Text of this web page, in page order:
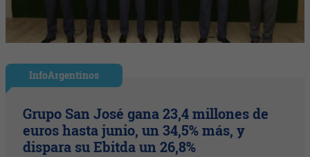
InfoArgentinos
Grupo San José gana 23,4 millones de
euros hasta junio, un 34,5% más, y
dispara su Ebitda un 26,8%